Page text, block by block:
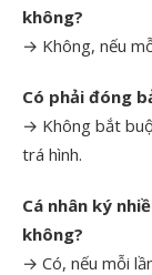
không?
→ Không, nếu
Có phải đóng
→ Không bắt
trá hình.
Cá nhân ký
không?
→ Có, nếu mỗi